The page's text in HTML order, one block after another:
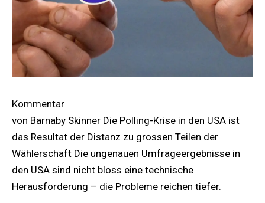
Kommentar
von Barnaby Skinner Die Polling-Krise in den USA ist
das Resultat der Distanz zu grossen Teilen der
Wählerschaft Die ungenauen Umfrageergebnisse in
den USA sind nicht bloss eine technische
Herausforderung – die Probleme reichen tiefer.